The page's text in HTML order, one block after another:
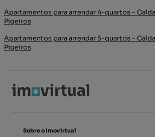
Apartamentos para arrendar 4-quartos -
Pigeiros
Apartamentos para arrendar 5-quartos -
Pigeiros
Sobre o Imovirtual